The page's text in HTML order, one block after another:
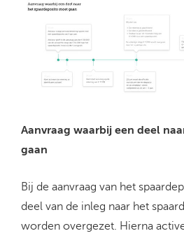
Aanvraag waarbij een deel
gaan
Bij de aanvraag van het
deel van de inleg naar het
worden overgezet. Hierna